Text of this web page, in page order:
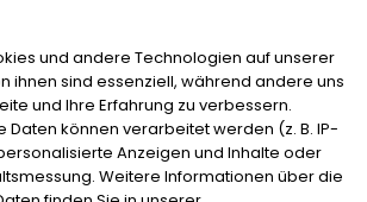
Bovenden
Fabricant
und andere Technologien auf unserer
ihnen sind essenziell, während andere uns
und Ihre Erfahrung zu verbessern.
können verarbeitet werden (z. B. IP-
Anzeigen und Inhalte oder
Weitere Informationen über die